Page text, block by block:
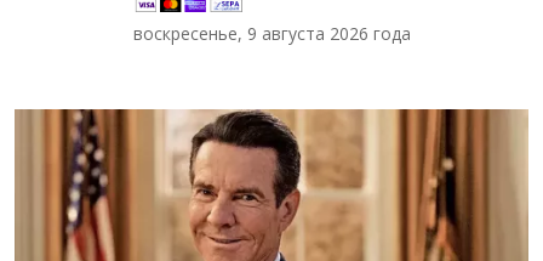
воскресенье, 9 августа 2026 года